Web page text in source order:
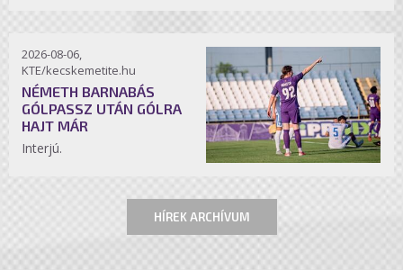
2026-08-06,
KTE/kecskemetite.hu
NÉMETH BARNABÁS
GÓLPASSZ UTÁN GÓLRA
HAJT MÁR
Interjú.
HÍREK ARCHÍVUM